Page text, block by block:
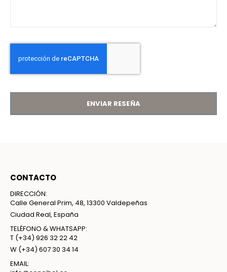
ENVIAR RESEÑA
CONTACTO
DIRECCIÓN:
Calle General Prim, 48, 13300 Valdepeñas
Ciudad Real, España
TELÉFONO & WHATSAPP:
T (+34) 926 32 22 42
W (+34) 607 30 34 14
EMAIL: